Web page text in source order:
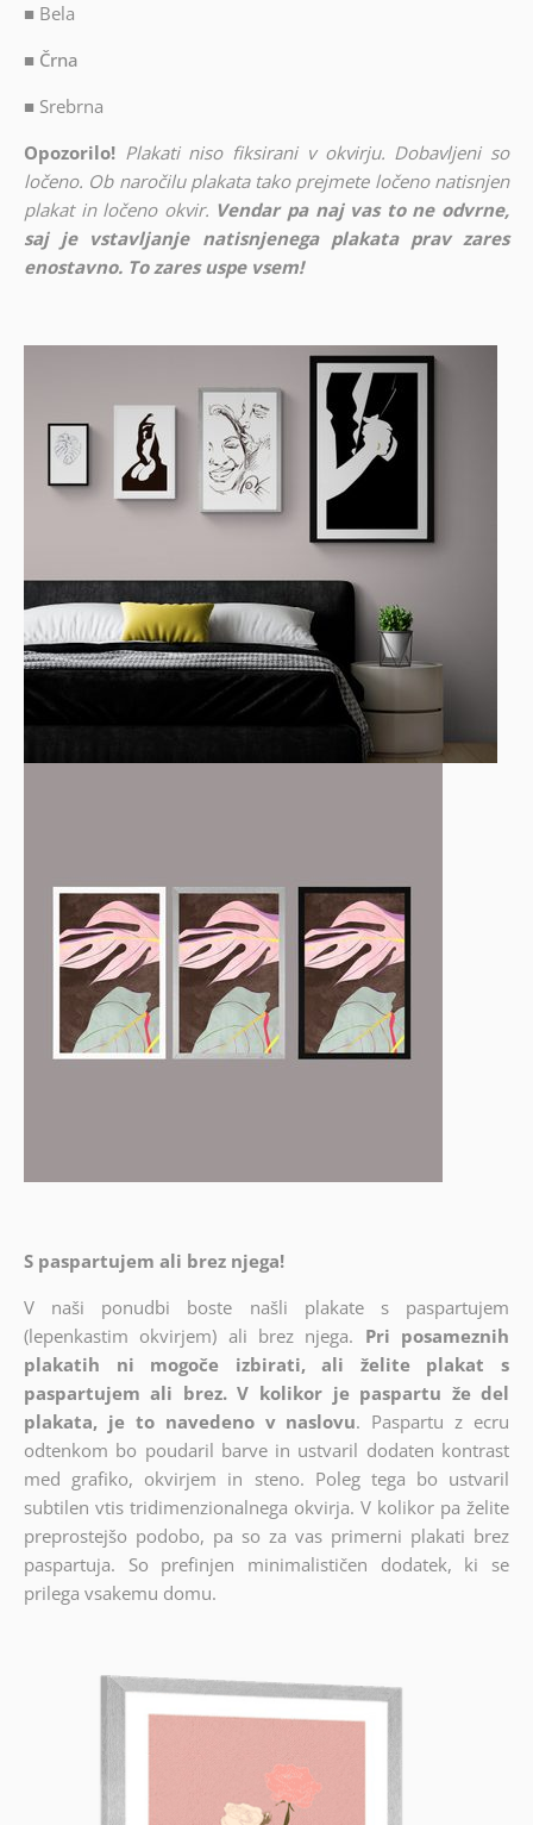
■ Bela
■ Črna
■ Srebrna
Opozorilo! Plakati niso fiksirani v okvirju. Dobavljeni so
ločeno. Ob naročilu plakata tako prejmete ločeno natisnjen
plakat in ločeno okvir. Vendar pa naj vas to ne odvrne,
saj je vstavljanje natisnjenega plakata prav zares
enostavno. To zares uspe vsem!
S paspartujem ali brez njega!
V naši ponudbi boste našli plakate s paspartujem
(lepenkastim okvirjem) ali brez njega. Pri posameznih
plakatih ni mogoče izbirati, ali želite plakat s
paspartujem ali brez. V kolikor je paspartu že del
plakata, je to navedeno v naslovu. Paspartu z ecru
odtenkom bo poudaril barve in ustvaril dodaten kontrast
med grafiko, okvirjem in steno. Poleg tega bo ustvaril
subtilen vtis tridimenzionalnega okvirja. V kolikor pa želite
preprostejšo podobo, pa so za vas primerni plakati brez
paspartuja. So prefinjen minimalističen dodatek, ki se
prilega vsakemu domu.